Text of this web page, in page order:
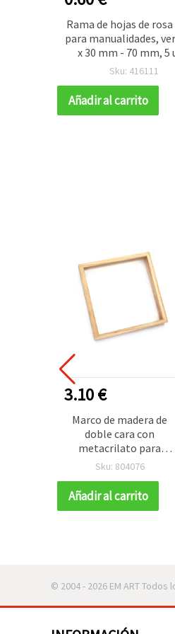
Rama de hojas de
para manualidades,
x 30 mm - 70 mm, 5
Sku: 416111
Añadir al carrito
3.10 €
Marco de madera de
doble cara con
metacrilato para
pintura, 20 x 20 cm
Sku: 804076
Añadir al carrito
© 2004 - 2026 EM ART